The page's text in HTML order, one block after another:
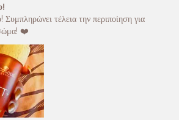
Συμπληρώνει τέλεια την περιποίηση για
❤️